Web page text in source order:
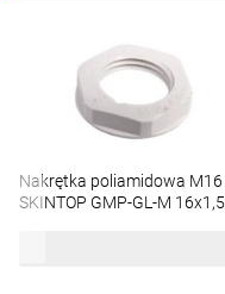
Nakrętka poliamidowa M16
SKINTOP GMP-GL-M 16x1,5